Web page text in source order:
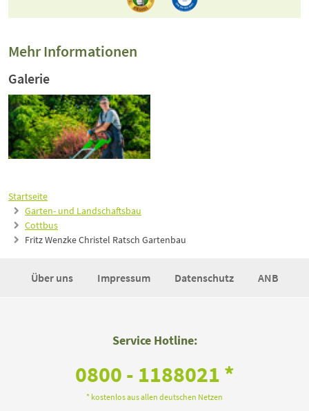
Startseite
Garten- und Landschaftsbau
Cottbus
Fritz Wenzke Christel Ratsch Gartenbau
Mehr Informationen
Galerie
Über uns Impressum Datenschutz ANB
Service Hotline:
0800 - 1188021 *
* kostenlos aus allen deutschen Netzen